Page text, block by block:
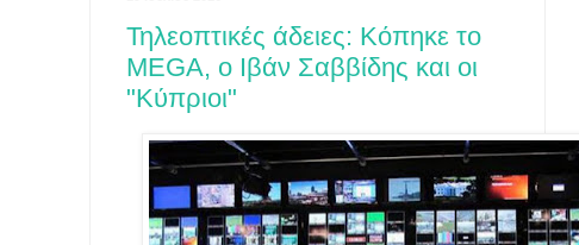
Τηλεοπτικές άδειες: Κόπηκε το
MEGA, ο Ιβάν Σαββίδης και οι
"Κύπριοι"